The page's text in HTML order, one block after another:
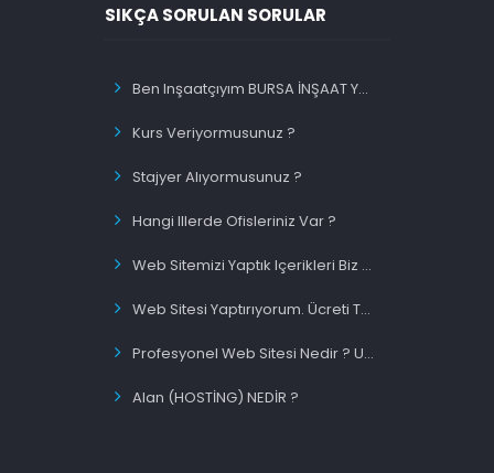
SIKÇA SORULAN SORULAR
Ben Inşaatçıyım BURSA İNŞAAT Yazınca Ilk Sırada Olacakmıyım ?
Kurs Veriyormusunuz ?
Stajyer Alıyormusunuz ?
Hangi Illerde Ofisleriniz Var ?
Web Sitemizi Yaptık Içerikleri Biz Migiriyorsunuz Siz Mi ?
Web Sitesi Yaptırıyorum. Ücreti Tek Sefermi Ödeyeceğim ?
Profesyonel Web Sitesi Nedir ? Uygun Fiyatlı Web Site Nedir ?
Alan (HOSTİNG) NEDİR ?